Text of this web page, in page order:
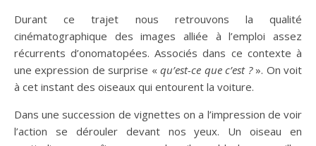
Durant ce trajet nous retrouvons la qualité
cinématographique des images alliée à l’emploi assez
récurrents d’onomatopées. Associés dans ce contexte à
une expression de surprise «qu’est-ce que c’est ?». On voit
à cet instant des oiseaux qui entourent la voiture.
Dans une succession de vignettes on a l’impression de voir
l’action se dérouler devant nos yeux. Un oiseau en